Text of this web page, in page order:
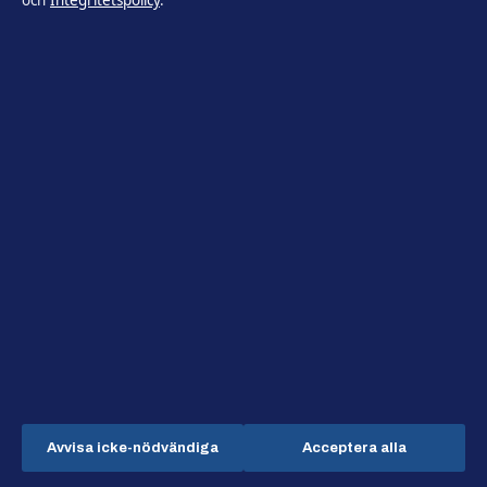
Avvisa icke-nödvändiga Acceptera alla